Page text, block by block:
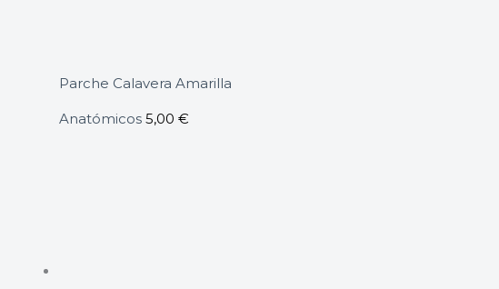
Parche Calavera Amarilla
Anatómicos 5,00 €